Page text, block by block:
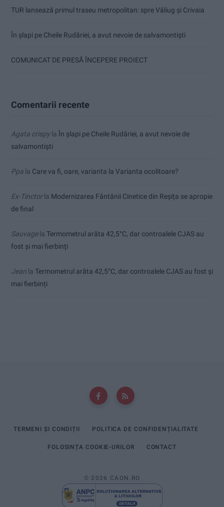
TUR lansează primul traseu metropolitan: spre Văliug și Crivaia
În șlapi pe Cheile Rudăriei, a avut nevoie de salvamontiști
COMUNICAT DE PRESĂ ÎNCEPERE PROIECT
Comentarii recente
Agata crispyla În șlapi pe Cheile Rudăriei, a avut nevoie de
salvamontiști
Ppa la Care va fi, oare, varianta la Varianta ocolitoare?
Ex-Tinctorla Modernizarea Fântânii Cinetice din Reșița se apropie
de final
Sauvagela Termometrul arăta 42,5°C, dar controalele CJAS au
fost și mai fierbinți
Jean la Termometrul arăta 42,5°C, dar controalele CJAS au fost și
mai fierbinți
TERMENI ȘI CONDIȚII POLITICA DE CONFIDENȚIALITATE
FOLOSINȚA COOKIE-URILOR CONTACT
© 2026 CAON.RO